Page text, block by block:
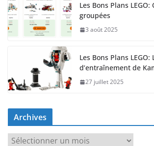
Les Bons Plans LEGO:
groupées
3 août 2025
Les Bons Plans LEGO:
d’entraînement de
27 juillet 2025
Archives